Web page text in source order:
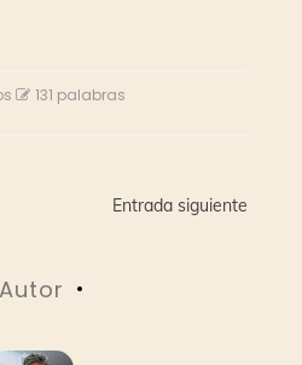
131 palabras
Entrada siguiente
Autor